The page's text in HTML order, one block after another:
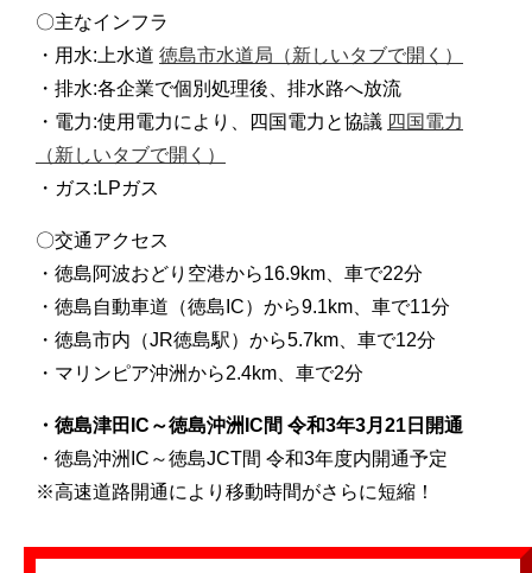
〇主なインフラ
・用水:上水道 徳島市水道局（新しいタブで開く）
・排水:各企業で個別処理後、排水路へ放流
・電力:使用電力により、四国電力と協議 四国電力
（新しいタブで開く）
・ガス:LPガス
〇交通アクセス
・徳島阿波おどり空港から16.9km、車で22分
・徳島自動車道（徳島IC）から9.1km、車で11分
・徳島市内（JR徳島駅）から5.7km、車で12分
・マリンピア沖洲から2.4km、車で2分
・徳島津田IC～徳島沖洲IC間 令和3年3月21日開通
・徳島沖洲IC～徳島JCT間 令和3年度内開通予定
※高速道路開通により移動時間がさらに短縮！